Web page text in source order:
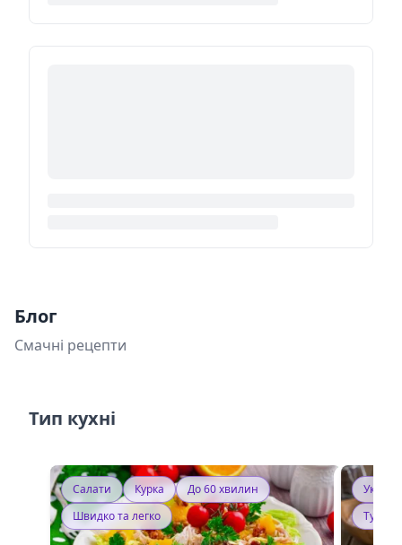
Блог
Смачні рецепти
Тип кухні
Салати Курка
До 60 хвилин
Швидко та легко